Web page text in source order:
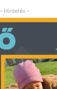
- Hirdetés -